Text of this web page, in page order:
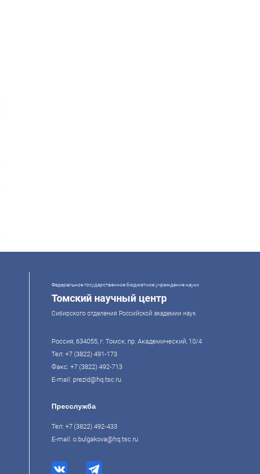
Федеральное государственное бюджетное учреждение науки
Томский научный центр
Сибирского отделения Российской академии наук
Россия, 634055, г. Томск, пр. Академический, 10/4
Тел:+7 (3822) 491-173
Факс: +7 (3822) 492-713
E-mail: prezid@hq.tsc.ru
Пресслужба
Тел:+7 (3822) 492-433
E-mail:o.bulgakova@hq.tsc.ru